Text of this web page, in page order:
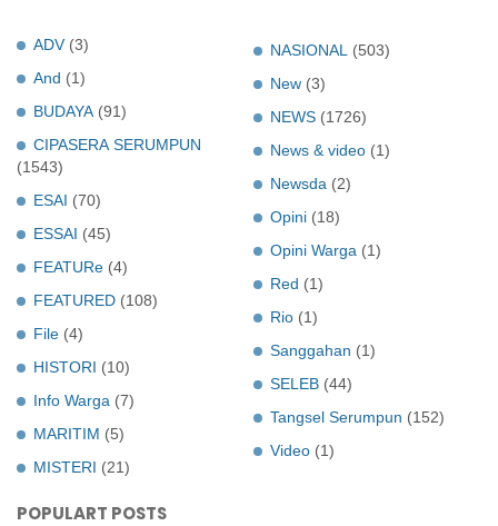
ADV (3)
And (1)
BUDAYA (91)
CIPASERA SERUMPUN
(1543)
ESAI (70)
ESSAI (45)
FEATURe (4)
FEATURED (108)
File (4)
HISTORI (10)
Info Warga (7)
MARITIM (5)
MISTERI (21)
NASIONAL
(503)
New (3)
NEWS (1726)
News & video (1)
Newsda (2)
Opini (18)
Opini Warga (1)
Red (1)
Rio (1)
Sanggahan (1)
SELEB (44)
Tangsel Serumpun (152)
Video (1)
POPULART POSTS